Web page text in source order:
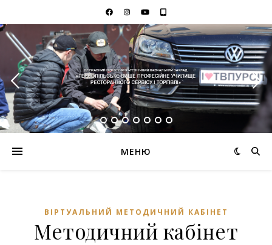
МЕНЮ
ВІРТУАЛЬНИЙ МЕТОДИЧНИЙ КАБІНЕТ
Методичний кабінет